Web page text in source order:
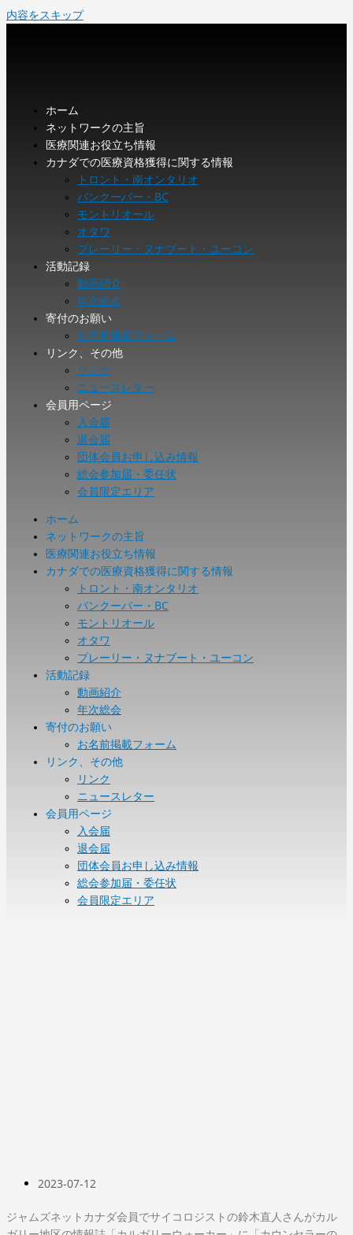
内容をスキップ
ホーム
ネットワークの主旨
医療関連お役立ち情報
カナダでの医療資格獲得に関する情報
トロント・南オンタリオ
バンクーバー・BC
モントリオール
オタワ
プレーリー・ヌナブート・ユーコン
活動記録
動画紹介
年次総会
寄付のお願い
お名前掲載フォーム
リンク、その他
リンク
ニュースレター
会員用ページ
入会届
退会届
団体会員お申し込み情報
総会参加届・委任状
会員限定エリア
ホーム
ネットワークの主旨
医療関連お役立ち情報
カナダでの医療資格獲得に関する情報
トロント・南オンタリオ
バンクーバー・BC
モントリオール
オタワ
プレーリー・ヌナブート・ユーコン
活動記録
動画紹介
年次総会
寄付のお願い
お名前掲載フォーム
リンク、その他
リンク
ニュースレター
会員用ページ
入会届
退会届
団体会員お申し込み情報
総会参加届・委任状
会員限定エリア
2023-07-12
ジャムズネットカナダ会員でサイコロジストの鈴木直人さんがカル